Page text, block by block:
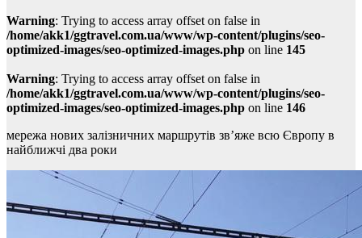
Warning: Trying to access array offset on false in
/home/akk1/ggtravel.com.ua/www/wp-content/plugins/seo-
optimized-images/seo-optimized-images.php on line 145
Warning: Trying to access array offset on false in
/home/akk1/ggtravel.com.ua/www/wp-content/plugins/seo-
optimized-images/seo-optimized-images.php on line 146
мережа нових залізничних маршрутів зв’яже всю Європу в
найближчі два роки